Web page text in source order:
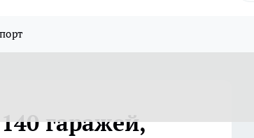
гаражей,